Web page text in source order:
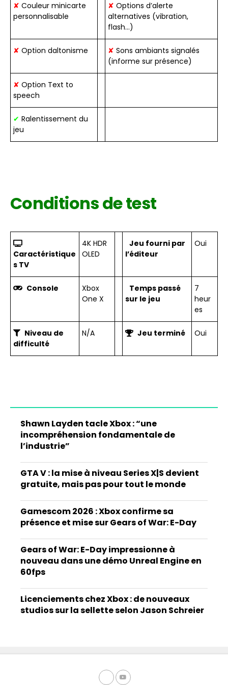
✘ Couleur minicarte
personnalisable
✘ Options d’alerte
alternatives (vibration,
flash…)
✘ Option daltonisme ✘ Sons ambiants signalés
(informe sur présence)
✘ Option Text to
speech
✔ Ralentissement du
jeu
Conditions de test
Caractéristique
s TV
4K HDR
OLED
Jeu fourni par
l’éditeur
Oui
Console
Xbox
One X
Temps passé
sur le jeu
7
heur
es
Niveau de
difficulté
N/A Jeu terminé Oui
Shawn Layden tacle Xbox : “une
incompréhension fondamentale de
l’industrie”
GTA V : la mise à niveau Series X|S devient
gratuite, mais pas pour tout le monde
Gamescom 2026 : Xbox confirme sa
présence et mise sur Gears of War: E-Day
Gears of War: E-Day impressionne à
nouveau dans une démo Unreal Engine en
60fps
Licenciements chez Xbox : de nouveaux
studios sur la sellette selon Jason Schreier